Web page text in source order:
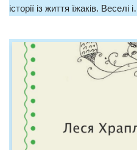
історії із життя їжаків. Веселі